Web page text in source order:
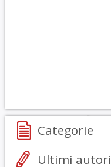
Categorie
Ultimi autori